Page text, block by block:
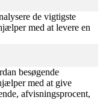
de vigtigste
med at levere en
besøgende
med at give
afvisningsprocent,